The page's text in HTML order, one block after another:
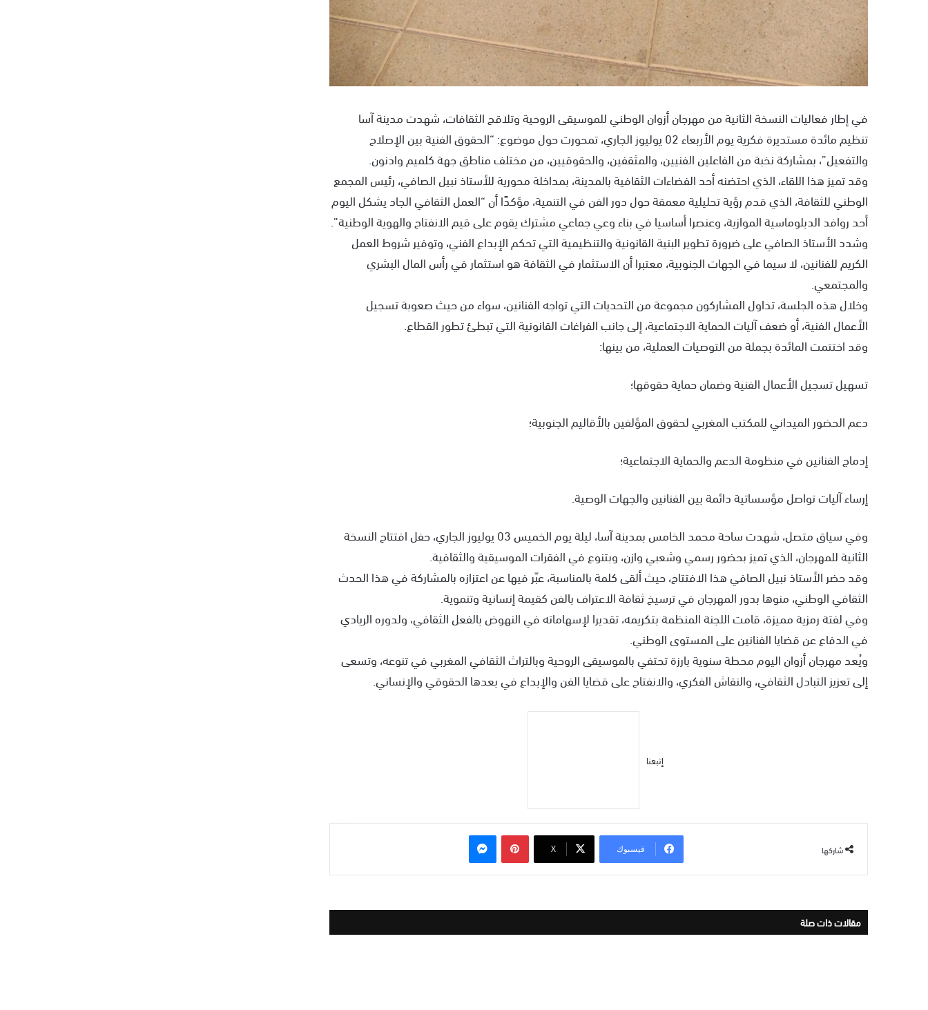
في إطار فعاليات النسخة الثانية من مهرجان أزوان الوطني للموسيقى الروحية وتلاقح الثقافات، شهدت مدينة آسا
تنظيم مائدة مستديرة فكرية يوم الأربعاء 02 يوليوز الجاري، تمحورت حول موضوع: “الحقوق الفنية بين الإصلاح
والتفعيل”، بمشاركة نخبة من الفاعلين الفنيين، والمثقفين، والحقوقيين، من مختلف مناطق جهة كلميم وادنون.
وقد تميز هذا اللقاء، الذي احتضنه أحد الفضاءات الثقافية بالمدينة، بمداخلة محورية للأستاذ نبيل الصافي، رئيس المجمع
الوطني للثقافة، الذي قدم رؤية تحليلية معمقة حول دور الفن في التنمية، مؤكدًا أن “العمل الثقافي الجاد يشكل اليوم
أحد روافد الدبلوماسية الموازية، وعنصرا أساسيا في بناء وعي جماعي مشترك يقوم على قيم الانفتاح والهوية الوطنية”.
وشدد الأستاذ الصافي على ضرورة تطوير البنية القانونية والتنظيمية التي تحكم الإبداع الفني، وتوفير شروط العمل
الكريم للفنانين، لا سيما في الجهات الجنوبية، معتبرا أن الاستثمار في الثقافة هو استثمار في رأس المال البشري
والمجتمعي.
وخلال هذه الجلسة، تداول المشاركون مجموعة من التحديات التي تواجه الفنانين، سواء من حيث صعوبة تسجيل
الأعمال الفنية، أو ضعف آليات الحماية الاجتماعية، إلى جانب الفراغات القانونية التي تبطئ تطور القطاع.
وقد اختتمت المائدة بجملة من التوصيات العملية، من بينها:
تسهيل تسجيل الأعمال الفنية وضمان حماية حقوقها؛
دعم الحضور الميداني للمكتب المغربي لحقوق المؤلفين بالأقاليم الجنوبية؛
إدماج الفنانين في منظومة الدعم والحماية الاجتماعية؛
إرساء آليات تواصل مؤسساتية دائمة بين الفنانين والجهات الوصية.
وفي سياق متصل، شهدت ساحة محمد الخامس بمدينة آسا، ليلة يوم الخميس 03 يوليوز الجاري، حفل افتتاح النسخة
الثانية للمهرجان، الذي تميز بحضور رسمي وشعبي وازن، وبتنوع في الفقرات الموسيقية والثقافية.
وقد حضر الأستاذ نبيل الصافي هذا الافتتاح، حيث ألقى كلمة بالمناسبة، عبّر فيها عن اعتزازه بالمشاركة في هذا الحدث
الثقافي الوطني، منوها بدور المهرجان في ترسيخ ثقافة الاعتراف بالفن كقيمة إنسانية وتنموية.
وفي لفتة رمزية مميزة، قامت اللجنة المنظمة بتكريمه، تقديرا لإسهاماته في النهوض بالفعل الثقافي، ولدوره الريادي
في الدفاع عن قضايا الفنانين على المستوى الوطني.
ويُعد مهرجان أزوان اليوم محطة سنوية بارزة تحتفي بالموسيقى الروحية وبالتراث الثقافي المغربي في تنوعه، وتسعى
إلى تعزيز التبادل الثقافي، والنقاش الفكري، والانفتاح على قضايا الفن والإبداع في بعدها الحقوقي والإنساني.
إتبعنا
شاركها فيسبوك ‫X
بينتيريست
مقالات ذات صلة